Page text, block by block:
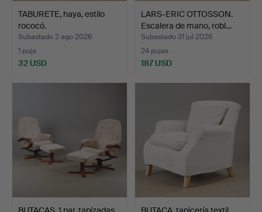
TABURETE, haya, estilo
rococó.
Subastado 2 ago 2026
1 puja
32 USD
LARS-ERIC OTTOSSON.
Escalera de mano, robl…
Subastado 31 jul 2026
24 pujas
187 USD